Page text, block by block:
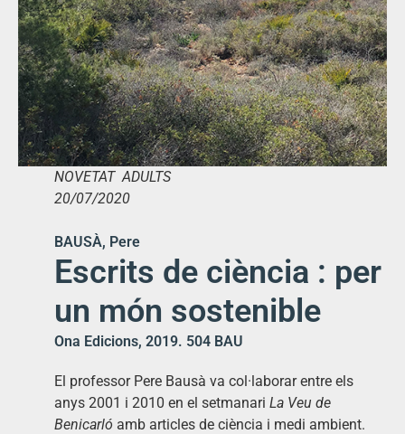
NOVETAT ADULTS
20/07/2020
BAUSÀ, Pere
Escrits de ciència : per
un món sostenible
Ona Edicions, 2019. 504 BAU
El professor Pere Bausà va col·laborar entre els
anys 2001 i 2010 en el setmanari La Veu de
Benicarló amb articles de ciència i medi ambient.